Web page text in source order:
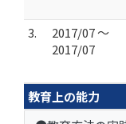
3.
2017/07 ～
2017/07
教育上の能力